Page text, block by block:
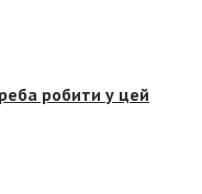
робити у цей